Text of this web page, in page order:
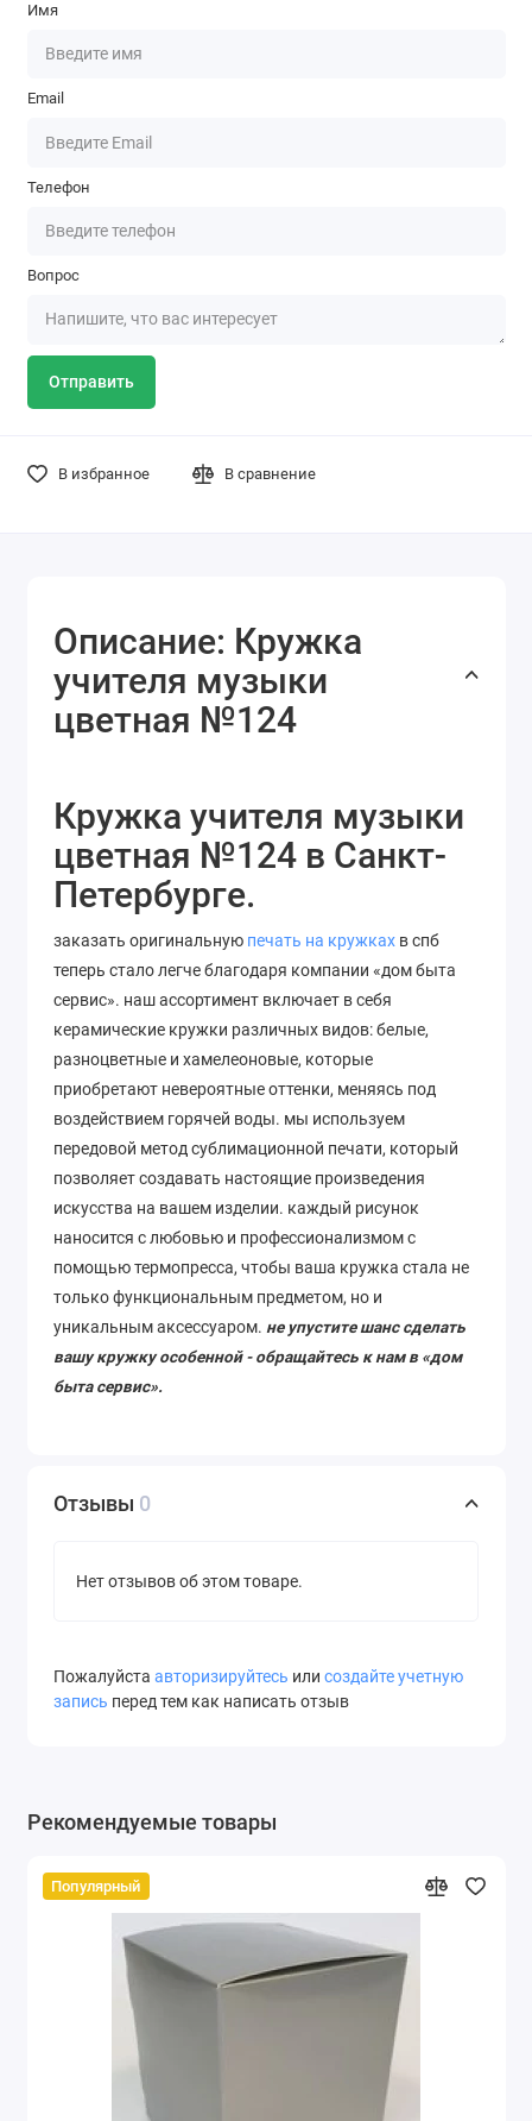
Имя
Email
Телефон
Вопрос
Отправить
В избранное В сравнение
Описание: Кружка
учителя музыки
цветная №124
Кружка учителя музыки
цветная №124 в Санкт-
Петербурге.
заказать оригинальную печать на кружках в спб
теперь стало легче благодаря компании «дом быта
сервис». наш ассортимент включает в себя
керамические кружки различных видов: белые,
разноцветные и хамелеоновые, которые
приобретают невероятные оттенки, меняясь под
воздействием горячей воды. мы используем
передовой метод сублимационной печати, который
позволяетсоздавать настоящие произведения
искусства на вашем изделии. каждый рисунок
наносится с любовью и профессионализмом с
помощью термопресса, чтобы ваша кружка стала не
только функциональным предметом, но и
уникальным аксессуаром. не упустите шанс сделать
вашу кружку особенной - обращайтесь к нам в «дом
быта сервис».
Отзывы 0
Нет отзывов об этом товаре.
Пожалуйста авторизируйтесь или создайте учетную
запись перед тем как написать отзыв
Рекомендуемые товары
Популярный